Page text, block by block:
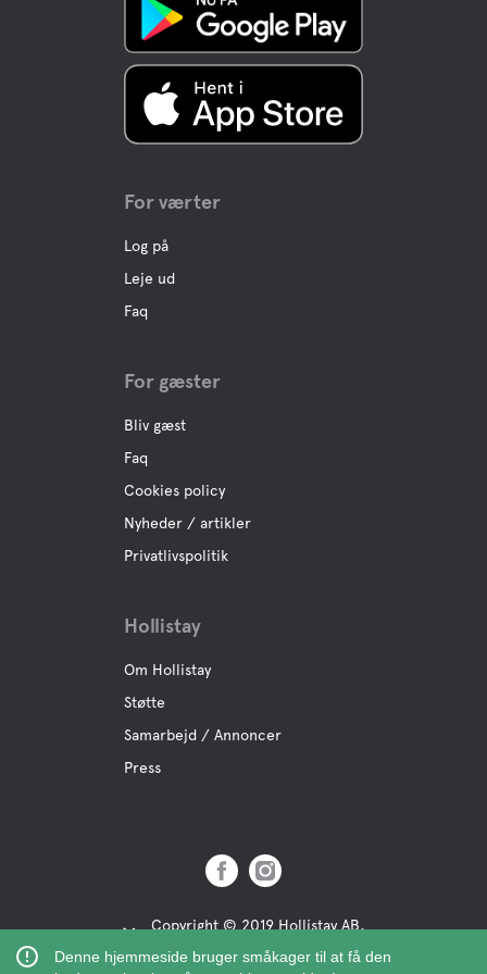
Denne hjemmeside bruger småkager til at få den
Kæledyrs faciliteter
Kæledyrsvenlig
Cykeludlejning
Cykler kan lejes på campingpladsen
Vandrestier
For værter
Log på
Leje ud
Faq
For gæster
Bliv gæst
Faq
Cookies policy
Nyheder / artikler
Privatlivspolitik
Hollistay
Om Hollistay
Støtte
Samarbejd / Annoncer
Press
Copyright © 2019 Hollistay AB,
Org.Nr: 559121-9463